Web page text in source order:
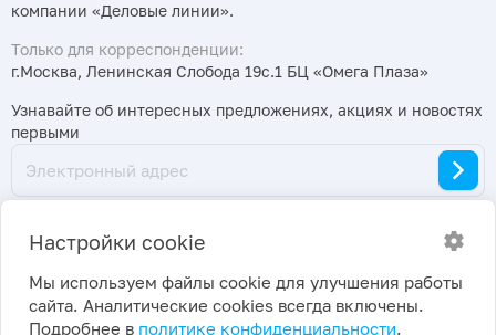
компании «Деловые линии».
Только для корреспонденции:
г.Москва, Ленинская Слобода 19с.1 БЦ «Омега Плаза»
Узнавайте об интересных предложениях, акциях и новостях
первыми
2026 ©
Политика конфиденциальности
Настройки cookie
Мы используем файлы cookie для улучшения работы
сайта. Аналитические cookies всегда включены.
Подробнее в политике конфиденциальности.